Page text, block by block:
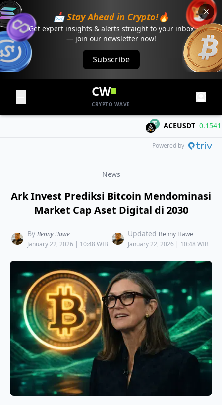
📩 Stay Ahead in Crypto!🔥
Get expert insights & alerts straight to your inbox
— join our newsletter now!
Subscribe
CW
CRYPTO WAVE
ACEUSDT 0.1541
Powered by
News
Ark Invest Prediksi Bitcoin Mendominasi
Market Cap Aset Digital di 2030
By Benny Hawe
January 22, 2026 | 10:48 WIB
Updated Benny Hawe
January 22, 2026 | 10:48 WIB